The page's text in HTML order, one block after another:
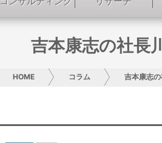
吉本康志の社長
HOME コラム 吉本康志